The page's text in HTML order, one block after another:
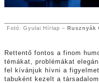
Fotó: Gyulai Hírlap – Rusznyák
Rettentő fontos a finom
témákat, problémákat
fel kívánjuk hívni a
tabuként kezelt a